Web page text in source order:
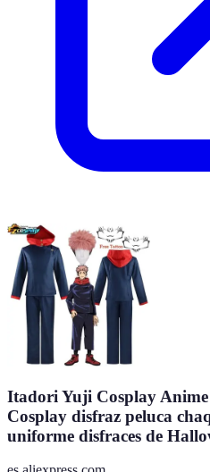
Itadori Yuji Cosplay
Cosplay disfraz peluca
uniforme disfraces de